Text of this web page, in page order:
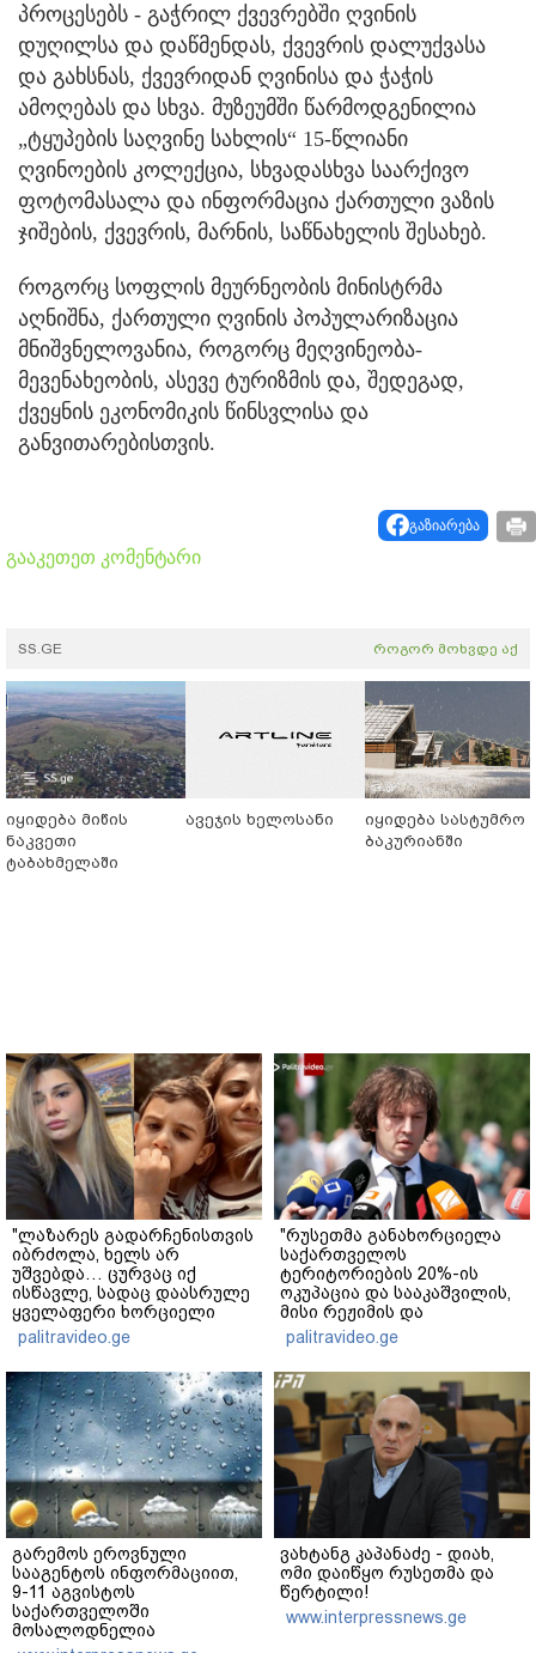
პროცესებს - გაჭრილ ქვევრებში ღვინის
დუღილსა და დაწმენდას, ქვევრის დალუქვასა
და გახსნას, ქვევრიდან ღვინისა და ჭაჭის
ამოღებას და სხვა. მუზეუმში წარმოდგენილია
„ტყუპების საღვინე სახლის“ 15-წლიანი
ღვინოების კოლექცია, სხვადასხვა საარქივო
ფოტომასალა და ინფორმაცია ქართული ვაზის
ჯიშების, ქვევრის, მარნის, საწნახელის შესახებ.
როგორც სოფლის მეურნეობის მინისტრმა
აღნიშნა, ქართული ღვინის პოპულარიზაცია
მნიშვნელოვანია, როგორც მეღვინეობა-
მევენახეობის, ასევე ტურიზმის და, შედეგად,
ქვეყნის ეკონომიკის წინსვლისა და
განვითარებისთვის.
გაზიარება
გააკეთეთ კომენტარი
SS.GE როგორ მოხვდე აქ
იყიდება მიწის
ნაკვეთი
ტაბახმელაში
ავეჯის ხელოსანი
იყიდება სასტუმრო
ბაკურიანში
"ლაზარეს გადარჩენისთვის
იბრძოლა, ხელს არ
უშვებდა… ცურვაც იქ
ისწავლე, სადაც დაასრულე
ყველაფერი ხორციელი
ცხოვრებიდან" – რას წერს
ხობში დაღუპული დედა-
შვილის ახლობელი?
palitravideo.ge
"რუსეთმა განახორციელა
საქართველოს
ტერიტორიების 20%-ის
ოკუპაცია და სააკაშვილის,
მისი რეჟიმის და
"ნაცმოძრაობის" ღალატი
ვერანაირად ვერ
გადაფარავს ამ
დანაშაულს" - ირაკლი
კობახიძე
palitravideo.ge
გარემოს ეროვნული
სააგენტოს ინფორმაციით,
9-11 აგვისტოს
საქართველოში
მოსალოდნელია
ვახტანგ კაპანაძე - დიახ,
ომი დაიწყო რუსეთმა და
წერტილი!
www.interpressnews.ge